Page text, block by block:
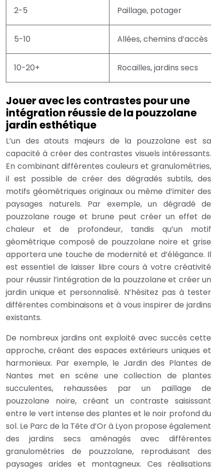
2-5 Paillage, potager
5-10 Allées, chemins d’accès
10-20+ Rocailles, jardins secs
Jouer avec les contrastes pour une
intégration réussie de la pouzzolane
jardin esthétique
L’un des atouts majeurs de la pouzzolane est sa
capacité à créer des contrastes visuels intéressants.
En combinant différentes couleurs et granulométries,
il est possible de créer des dégradés subtils, des
motifs géométriques originaux ou même d’imiter des
paysages naturels. Par exemple, un dégradé de
pouzzolane rouge et brune peut créer un effet de
chaleur et de profondeur, tandis qu’un motif
géométrique composé de pouzzolane noire et grise
apportera une touche de modernité et d’élégance. Il
est essentiel de laisser libre cours à votre créativité
pour réussir l’intégration de la pouzzolane et créer un
jardin unique et personnalisé. N’hésitez pas à tester
différentes combinaisons et à vous inspirer de jardins
existants.
De nombreux jardins ont exploité avec succès cette
approche, créant des espaces extérieurs uniques et
harmonieux. Par exemple, le Jardin des Plantes de
Nantes met en scène une collection de plantes
succulentes, rehaussées par un paillage de
pouzzolane noire, créant un contraste saisissant
entre le vert intense des plantes et le noir profond du
sol. Le Parc de la Tête d’Or à Lyon propose également
des jardins secs aménagés avec différentes
granulométries de pouzzolane, reproduisant des
paysages arides et montagneux. Ces réalisations